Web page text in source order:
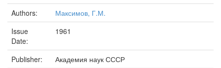
Authors:
Максимов, Г.М.
Issue
Date:
1961
Publisher:
Академия наук СССР